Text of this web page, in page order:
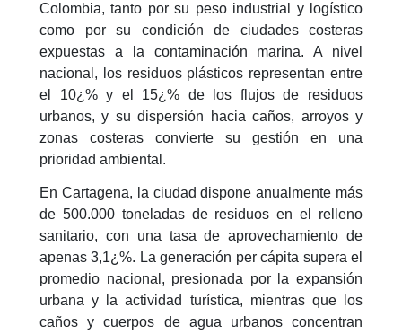
Colombia, tanto por su peso industrial y logístico
como por su condición de ciudades costeras
expuestas a la contaminación marina. A nivel
nacional, los residuos plásticos representan entre
el 10¿% y el 15¿% de los flujos de residuos
urbanos, y su dispersión hacia caños, arroyos y
zonas costeras convierte su gestión en una
prioridad ambiental.
En Cartagena, la ciudad dispone anualmente más
de 500.000 toneladas de residuos en el relleno
sanitario, con una tasa de aprovechamiento de
apenas 3,1¿%. La generación per cápita supera el
promedio nacional, presionada por la expansión
urbana y la actividad turística, mientras que los
caños y cuerpos de agua urbanos concentran